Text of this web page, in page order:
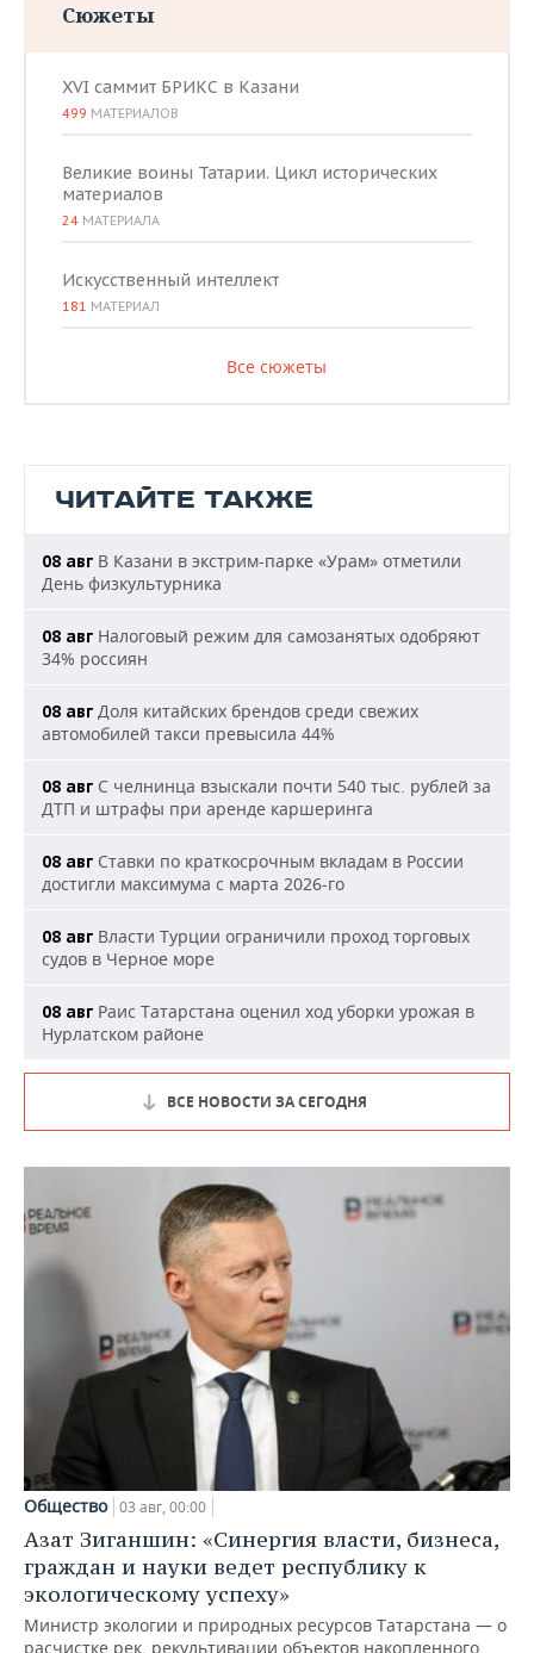
Сюжеты
XVI саммит БРИКС в Казани
499 МАТЕРИАЛОВ
Великие воины Татарии. Цикл исторических
материалов
24 МАТЕРИАЛА
Искусственный интеллект
181 МАТЕРИАЛ
Все сюжеты
ЧИТАЙТЕ ТАКЖЕ
08 авг В Казани в экстрим-парке «Урам» отметили
День физкультурника
08 авг Налоговый режим для самозанятых одобряют
34% россиян
08 авг Доля китайских брендов среди свежих
автомобилей такси превысила 44%
08 авг С челнинца взыскали почти 540 тыс. рублей за
ДТП и штрафы при аренде каршеринга
08 авг Ставки по краткосрочным вкладам в России
достигли максимума с марта 2026-го
08 авг Власти Турции ограничили проход торговых
судов в Черное море
08 авг Раис Татарстана оценил ход уборки урожая в
Нурлатском районе
ВСЕ НОВОСТИ ЗА СЕГОДНЯ
Общество 03 авг, 00:00
Азат Зиганшин: «Синергия власти, бизнеса,
граждан и науки ведет республику к
экологическому успеху»
Министр экологии и природных ресурсов Татарстана — о
расчистке рек, рекультивации объектов накопленного